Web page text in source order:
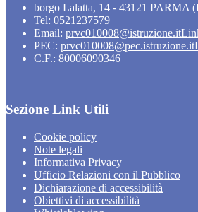
borgo Lalatta, 14 - 43121 PARMA
Tel: 0521237579
Email: prvc010008@istruzione.it
PEC: prvc010008@pec.istruzione.it
C.F.: 80006090346
Sezione Link Utili
Cookie policy
Note legali
Informativa Privacy
Ufficio Relazioni con il Pubblico
Dichiarazione di accessibilità
Obiettivi di accessibilità